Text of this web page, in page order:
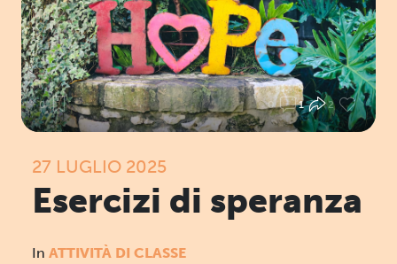
0 0 1 2
27 LUGLIO 2025
Esercizi di speranza
In ATTIVITÀ DI CLASSE